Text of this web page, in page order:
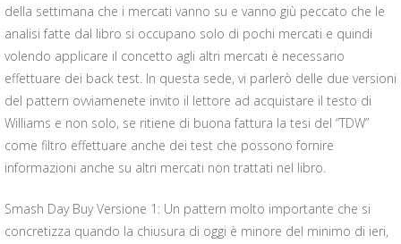
della settimana che i mercati vanno su e vanno giù peccato che le
analisi fatte dal libro si occupano solo di pochi mercati e quindi
volendo applicare il concetto agli altri mercati è necessario
effettuare dei back test. In questa sede, vi parlerò delle due versioni
del pattern ovviamenete invito il lettore ad acquistare il testo di
Williams e non solo, se ritiene di buona fattura la tesi del “TDW”
come filtro effettuare anche dei test che possono fornire
informazioni anche su altri mercati non trattati nel libro.
Smash Day Buy Versione 1: Un pattern molto importante che si
concretizza quando la chiusura di oggi è minore del minimo di ieri,